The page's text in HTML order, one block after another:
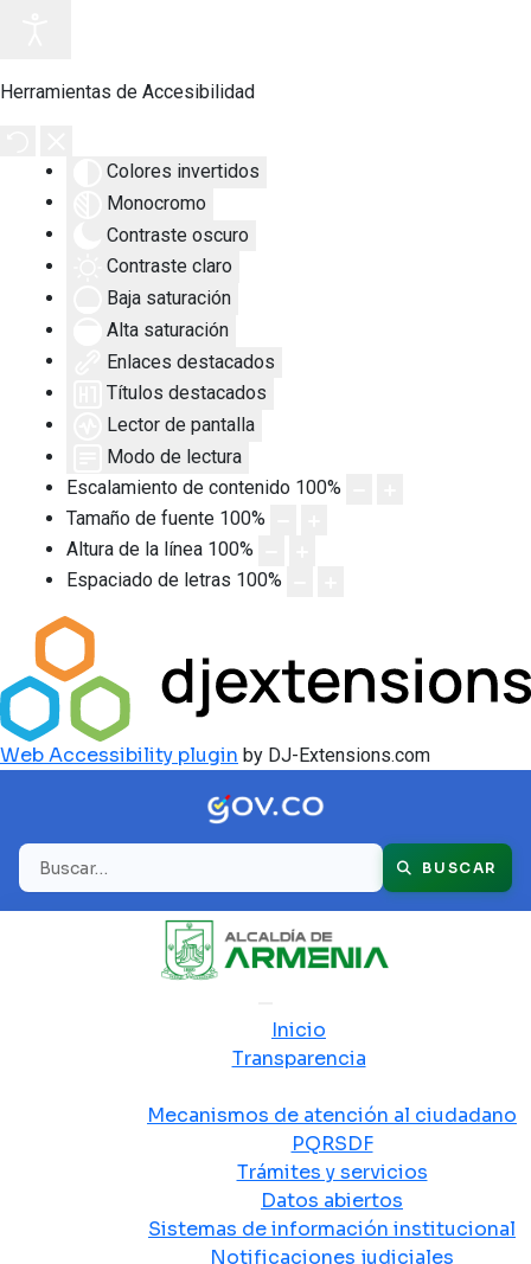
Herramientas de Accesibilidad
Colores invertidos
Monocromo
Contraste oscuro
Contraste claro
Baja saturación
Alta saturación
Enlaces destacados
Títulos destacados
Lector de pantalla
Modo de lectura
Escalamiento de contenido 100%
Tamaño de fuente 100%
Altura de la línea 100%
Espaciado de letras 100%
Web Accessibility plugin by DJ-Extensions.com
Buscar BUSCAR
Inicio
Transparencia
Mecanismos de atención al ciudadano
PQRSDF
Trámites y servicios
Datos abiertos
Sistemas de información institucional
Notificaciones judiciales